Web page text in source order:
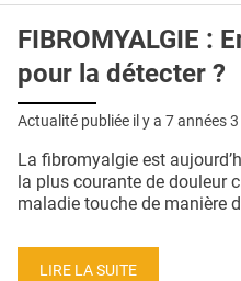
FIBROMYALGIE :
pour la détecter ?
Actualité publiée il y a 7 années
La fibromyalgie est
la plus courante de douleur
maladie touche de manière
LIRE LA SUITE